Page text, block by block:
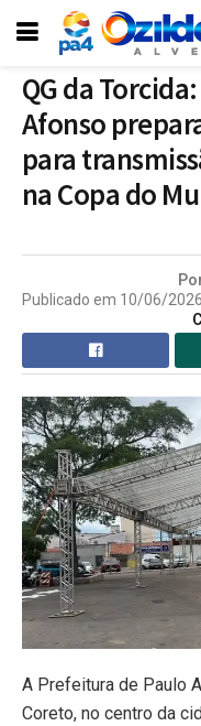
QG da
Afonso
para
na Copa do
Publicado em 10/06/2026
A Prefeitura de Paulo
Coreto, no centro da